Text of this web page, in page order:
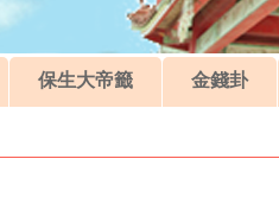
保生大帝籤 金錢卦